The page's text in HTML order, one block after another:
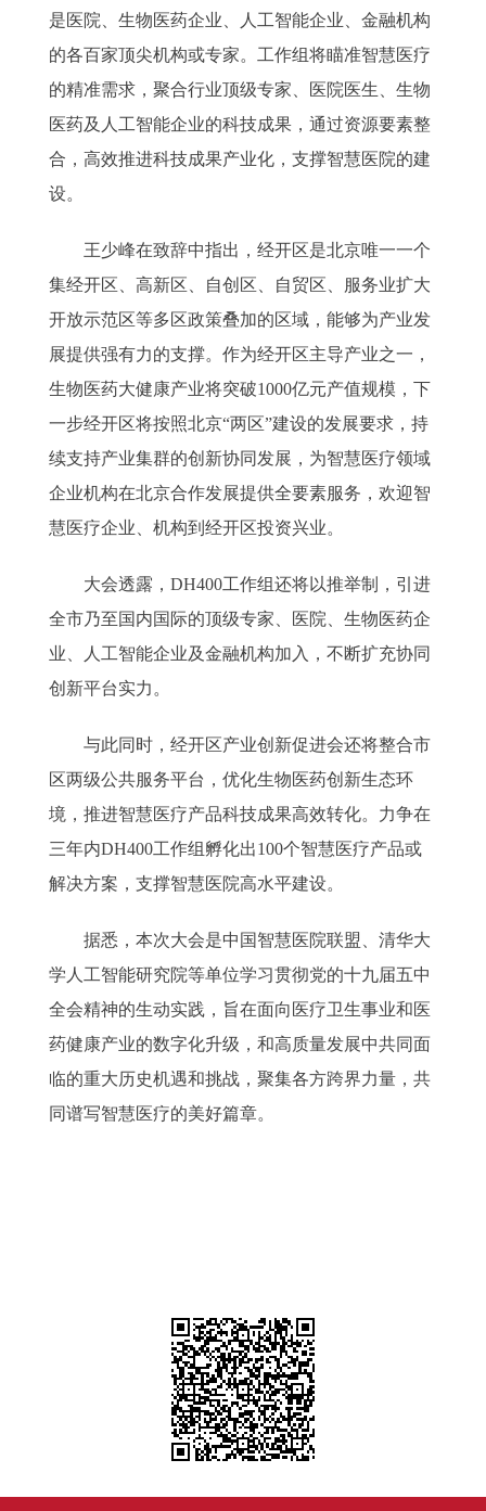
是医院、生物医药企业、人工智能企业、金融机构
的各百家顶尖机构或专家。工作组将瞄准智慧医疗
的精准需求，聚合行业顶级专家、医院医生、生物
医药及人工智能企业的科技成果，通过资源要素整
合，高效推进科技成果产业化，支撑智慧医院的建
设。
王少峰在致辞中指出，经开区是北京唯一一个
集经开区、高新区、自创区、自贸区、服务业扩大
开放示范区等多区政策叠加的区域，能够为产业发
展提供强有力的支撑。作为经开区主导产业之一，
生物医药大健康产业将突破1000亿元产值规模，下
一步经开区将按照北京“两区”建设的发展要求，持
续支持产业集群的创新协同发展，为智慧医疗领域
企业机构在北京合作发展提供全要素服务，欢迎智
慧医疗企业、机构到经开区投资兴业。
大会透露，DH400工作组还将以推举制，引进
全市乃至国内国际的顶级专家、医院、生物医药企
业、人工智能企业及金融机构加入，不断扩充协同
创新平台实力。
与此同时，经开区产业创新促进会还将整合市
区两级公共服务平台，优化生物医药创新生态环
境，推进智慧医疗产品科技成果高效转化。力争在
三年内DH400工作组孵化出100个智慧医疗产品或
解决方案，支撑智慧医院高水平建设。
据悉，本次大会是中国智慧医院联盟、清华大
学人工智能研究院等单位学习贯彻党的十九届五中
全会精神的生动实践，旨在面向医疗卫生事业和医
药健康产业的数字化升级，和高质量发展中共同面
临的重大历史机遇和挑战，聚集各方跨界力量，共
同谱写智慧医疗的美好篇章。